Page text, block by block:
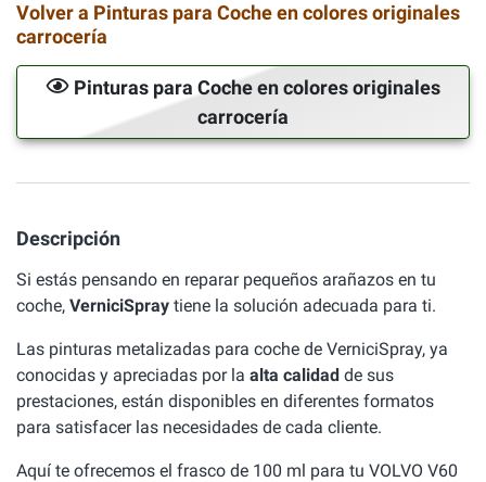
Volver a Pinturas para Coche en colores originales
carrocería
Pinturas para Coche en colores originales
carrocería
Descripción
Si estás pensando en reparar pequeños arañazos en tu
coche, VerniciSpray tiene la solución adecuada para ti.
Las pinturas metalizadas para coche de VerniciSpray, ya
conocidas y apreciadas por la alta calidad de sus
prestaciones, están disponibles en diferentes formatos
para satisfacer las necesidades de cada cliente.
Aquí te ofrecemos el frasco de 100 ml para tu VOLVO V60